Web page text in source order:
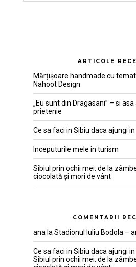
ARTICOLE
Mărțișoare handmade cu
Nahoot Design
„Eu sunt din Dragasani” – si
prietenie
Ce sa faci in Sibiu daca ajungi
Inceputurile mele in turism
Sibiul prin ochii mei: de la
ciocolată și mori de vânt
COMENTARII
ana la Stadionul Iuliu Bodola –
Ce sa faci in Sibiu daca ajungi
Sibiul prin ochii mei: de la